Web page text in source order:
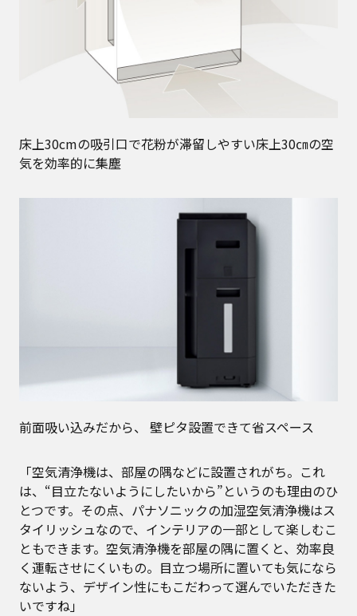
床上30cmの吸引口で花粉が滞留しやすい床上30㎝の空
気を効率的に集塵
前面吸い込みだから、 壁ピタ設置できて省スペース
「空気清浄機は、部屋の隅などに設置されがち。これ
は、“目立たないようにしたいから”というのも理由のひ
とつです。その点、パナソニックの加湿空気清浄機はス
タイリッシュなので、インテリアの一部として楽しむこ
ともできます。空気清浄機を部屋の隅に置くと、効率良
く運転させにくいもの。目立つ場所に置いても気になら
ないよう、デザイン性にもこだわって選んでいただきた
いですね」